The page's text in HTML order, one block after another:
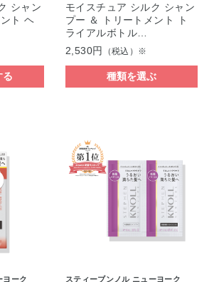
シャン
ト ヘ
る
モイスチュア シルク シャン
プー ＆ トリートメント ト
ライアルボトル…
2,530円
（税込）※
種類を選ぶ
ヨーク スティーブンノル ニューヨーク